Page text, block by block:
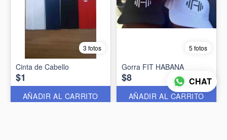
3 fotos
Cinta de Cabello
$1
AÑADIR AL CARRITO
5 fotos
Gorra FIT HABANA
$8
AÑADIR AL CARRITO
CHAT